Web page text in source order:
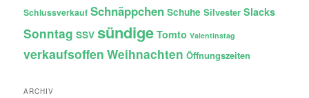
Schlussverkauf Schnäppchen Schuhe Silvester Slacks
Sonntag SSV sündige Tomto Valentinstag
verkaufsoffen Weihnachten Öffnungszeiten
ARCHIV